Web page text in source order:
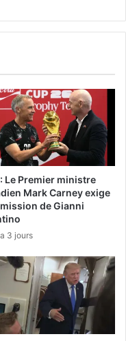
: Le Premier ministre
Mark Carney exige
de Gianni
3 jours